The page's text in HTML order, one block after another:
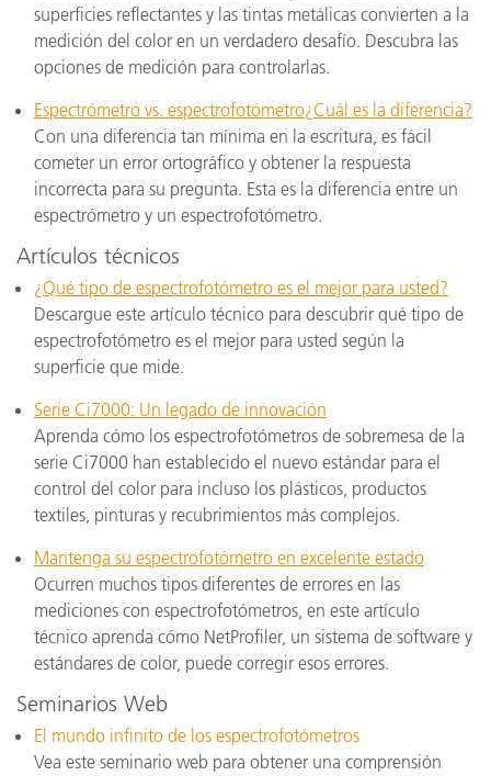
superficies reflectantes y las tintas metálicas convierten a la
medición del color en un verdadero desafío. Descubra las
opciones de medición para controlarlas.
Espectrómetro vs. espectrofotómetro¿Cuál es la diferencia?
Con una diferencia tan mínima en la escritura, es fácil
cometer un error ortográfico y obtener la respuesta
incorrecta para su pregunta. Esta es la diferencia entre un
espectrómetro y un espectrofotómetro.
Artículos técnicos
¿Qué tipo de espectrofotómetro es el mejor para usted?
Descargue este artículo técnico para descubrir qué tipo de
espectrofotómetro es el mejor para usted según la
superficie que mide.
Serie Ci7000: Un legado de innovación
Aprenda cómo los espectrofotómetros de sobremesa de la
serie Ci7000 han establecido el nuevo estándar para el
control del color para incluso los plásticos, productos
textiles, pinturas y recubrimientos más complejos.
Mantenga su espectrofotómetro en excelente estado
Ocurren muchos tipos diferentes de errores en las
mediciones con espectrofotómetros, en este artículo
técnico aprenda cómo NetProfiler, un sistema de software y
estándares de color, puede corregir esos errores.
Seminarios Web
El mundo infinito de los espectrofotómetros
Vea este seminario web para obtener una comprensión